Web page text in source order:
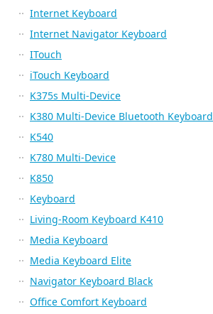
Internet Keyboard
Internet Navigator Keyboard
ITouch
iTouch Keyboard
K375s Multi-Device
K380 Multi-Device Bluetooth Keyboard
K540
K780 Multi-Device
K850
Keyboard
Living-Room Keyboard K410
Media Keyboard
Media Keyboard Elite
Navigator Keyboard Black
Office Comfort Keyboard